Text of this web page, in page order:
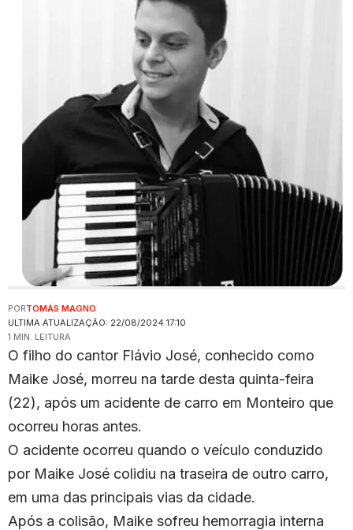
ULTIMA ATUALIZAÇÃO: 22/08/2024 17:10
PORTOMÁS MAGNO
1 MIN. LEITURA
O filho do cantor Flávio José, conhecido como
Maike José, morreu na tarde desta quinta-feira
(22), após um acidente de carro em Monteiro que
ocorreu horas antes.
O acidente ocorreu quando o veículo conduzido
por Maike José colidiu na traseira de outro carro,
em uma das principais vias da cidade.
Após a colisão, Maike sofreu hemorragia interna